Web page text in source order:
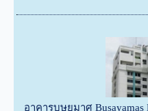
อาคารบุษยมาศ Busayamas